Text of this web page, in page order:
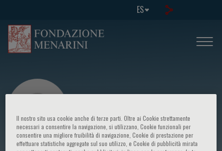
ES
Il nostro sito usa cookie anche di terze parti. Oltre ai Cookie strettamente
necessari a consentire la navigazione, si utilizzano, Cookie funzionali per
consentire una migliore fruibilità di navigazione, Cookie di prestazione per
effettuare statistiche aggregate sul suo utilizzo, e Cookie di pubblicità mirata